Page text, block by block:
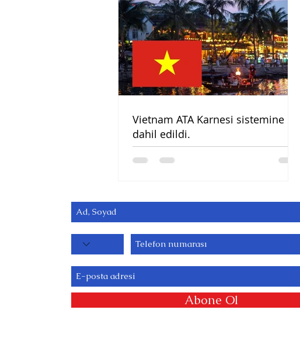
Müşavirliği Asgari Ücret
Tarifesi (2021)
Vietnam ATA Karnesi sistemine
dahil edildi.
Abone Ol